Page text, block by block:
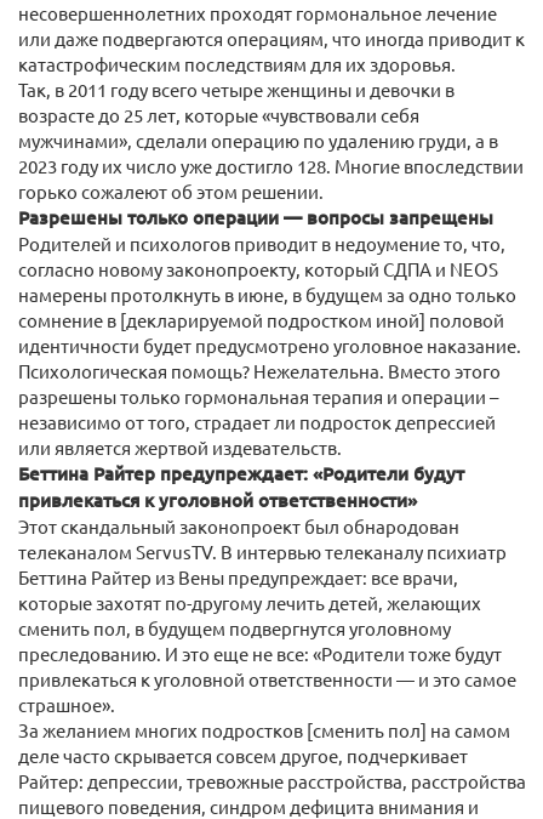
несовершеннолетних проходят гормональное лечение
или даже подвергаются операциям, что иногда приводит к
катастрофическим последствиям для их здоровья.
Так, в 2011 году всего четыре женщины и девочки в
возрасте до 25 лет, которые «чувствовали себя
мужчинами», сделали операцию по удалению груди, а в
2023 году их число уже достигло 128. Многие впоследствии
горько сожалеют об этом решении.
Разрешены только операции — вопросы запрещены
Родителей и психологов приводит в недоумение то, что,
согласно новому законопроекту, который СДПА и NEOS
намерены протолкнуть в июне, в будущем за одно только
сомнение в [декларируемой подростком иной] половой
идентичности будет предусмотрено уголовное наказание.
Психологическая помощь? Нежелательна. Вместо этого
разрешены только гормональная терапия и операции –
независимо от того, страдает ли подросток депрессией
или является жертвой издевательств.
Беттина Райтер предупреждает: «Родители будут
привлекаться к уголовной ответственности»
Этот скандальный законопроект был обнародован
телеканалом ServusTV. В интервью телеканалу психиатр
Беттина Райтер из Вены предупреждает: все врачи,
которые захотят по-другому лечить детей, желающих
сменить пол, в будущем подвергнутся уголовному
преследованию. И это еще не все: «Родители тоже будут
привлекаться к уголовной ответственности — и это самое
страшное».
За желанием многих подростков [сменить пол] на самом
деле часто скрывается совсем другое, подчеркивает
Райтер: депрессии, тревожные расстройства, расстройства
пищевого поведения, синдром дефицита внимания и